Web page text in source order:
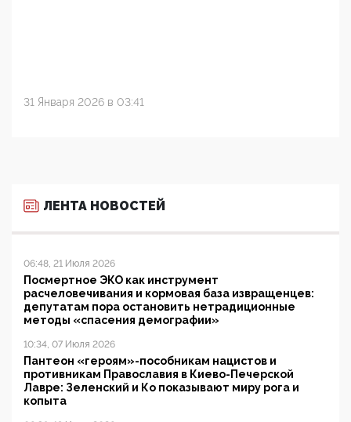
31 Января 2026 в 03:41
ЛЕНТА НОВОСТЕЙ
06:48, 21 Июля 2026
Посмертное ЭКО как инструмент
расчеловечивания и кормовая база извращенцев:
депутатам пора остановить нетрадиционные
методы «спасения демографии»
10:34, 07 Июля 2026
Пантеон «героям»-пособникам нацистов и
противникам Православия в Киево-Печерской
Лавре: Зеленский и Ко показывают миру рога и
копыта